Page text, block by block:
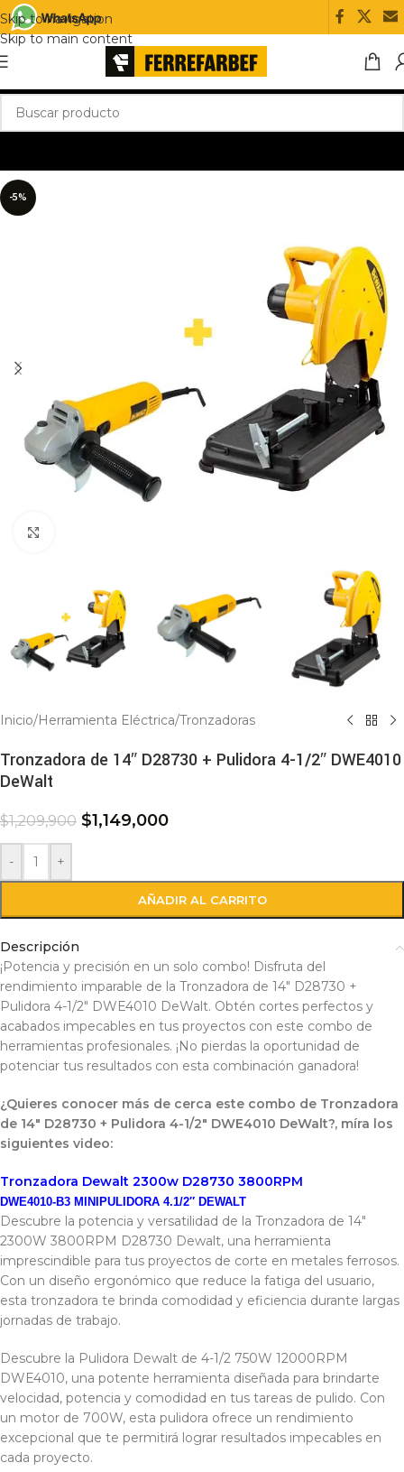
Skip to navigation
Skip to main content
-5%
Inicio/Herramienta Eléctrica/Tronzadoras
Tronzadora de 14″ D28730 + Pulidora 4-1/2″ DWE4010
DeWalt
$1,209,900 $1,149,000
- +
AÑADIR AL CARRITO
Descripción
¡Potencia y precisión en un solo combo! Disfruta del
rendimiento imparable de la Tronzadora de 14″ D28730 +
Pulidora 4-1/2″ DWE4010 DeWalt. Obtén cortes perfectos y
acabados impecables en tus proyectos con este combo de
herramientas profesionales. ¡No pierdas la oportunidad de
potenciar tus resultados con esta combinación ganadora!
¿Quieres conocer más de cerca este combo de Tronzadora
de 14″ D28730 + Pulidora 4-1/2″ DWE4010 DeWalt?, míra los
siguientes video:
Tronzadora Dewalt 2300w D28730 3800RPM
DWE4010-B3 MINIPULIDORA 4.1/2″ DEWALT
Descubre la potencia y versatilidad de la Tronzadora de 14″
2300W 3800RPM D28730 Dewalt, una herramienta
imprescindible para tus proyectos de corte en metales ferrosos.
Con un diseño ergonómico que reduce la fatiga del usuario,
esta tronzadora te brinda comodidad y eficiencia durante largas
jornadas de trabajo.
Descubre la Pulidora Dewalt de 4-1/2 750W 12000RPM
DWE4010, una potente herramienta diseñada para brindarte
velocidad, potencia y comodidad en tus tareas de pulido. Con
un motor de 700W, esta pulidora ofrece un rendimiento
excepcional que te permitirá lograr resultados impecables en
cada proyecto.